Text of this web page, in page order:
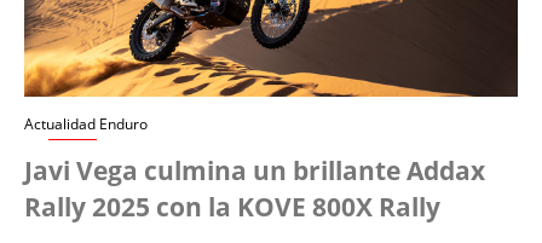
Actualidad Enduro
Javi Vega culmina un brillante Addax
Rally 2025 con la KOVE 800X Rally